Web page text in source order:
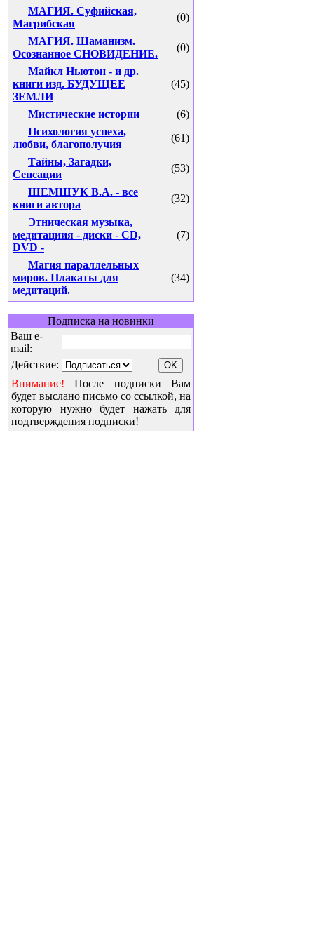
МАГИЯ. Суфийская,
Магрибская
(0)
МАГИЯ. Шаманизм.
Осознанное СНОВИДЕНИЕ.
(0)
Майкл Ньютон - и др.
книги изд. БУДУЩЕЕ
ЗЕМЛИ
(45)
Мистические истории
(6)
Психология успеха,
любви, благополучия
(61)
Тайны, Загадки,
Сенсации
(53)
ШЕМШУК В.А. - все
книги автора
(32)
Этническая музыка,
медитациия - диски - CD,
DVD -
(7)
Магия параллельных
миров. Плакаты для
медитаций.
(34)
Подписка на новинки
Ваш e-
mail:
Действие:
Внимание! После подписки Вам
будет выслано письмо со ссылкой, на
которую нужно будет нажать для
подтверждения подписки!